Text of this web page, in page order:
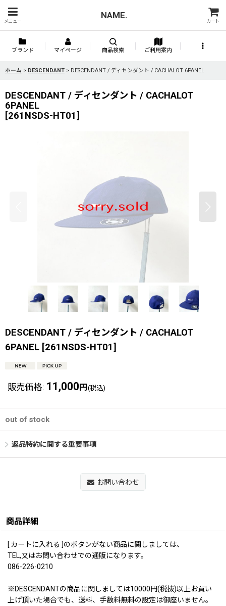
メニュー
NAME.
カート
ブランド マイページ 商品検索 ご利用案内
ホーム > DESCENDANT > DESCENDANT / ディセンダント / CACHALOT 6PANEL
DESCENDANT / ディセンダント / CACHALOT
6PANEL
[261NSDS-HT01]
DESCENDANT / ディセンダント / CACHALOT
6PANEL [261NSDS-HT01]
販売価格: 11,000 円 (税込)
out of stock
返品特約に関する重要事項
お問い合わせ
商品詳細
[ カートに入れる ]のボタンがない商品に関しましては、
TEL,又はお問い合わせでの通販になります。
086-226-0210
※DESCENDANTの商品に関しましては10000円(税抜)以上お買い
上げ頂いた場合でも、送料、手数料無料の設定は御座いません。